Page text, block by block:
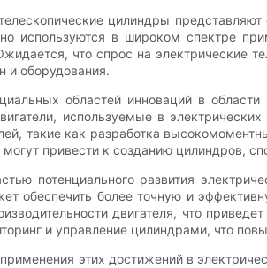
цилиндры
используются в широком спектре
что спрос на электрические
и оборудования.
областей инноваций в
используемые в
такие как разработка
привести к созданию цилиндров,
потенциального развития
обеспечить более точную и
двигателя, что
и управление цилиндрами, что
этих достижений в